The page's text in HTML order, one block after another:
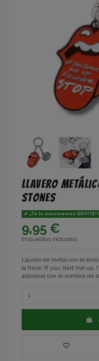
Llavero
Stones
¿Te lo envolvemos
9,95 €
Impuestos incluidos
Llavero de metal con el
la frase "If you start me up,
adicional con el nombre de